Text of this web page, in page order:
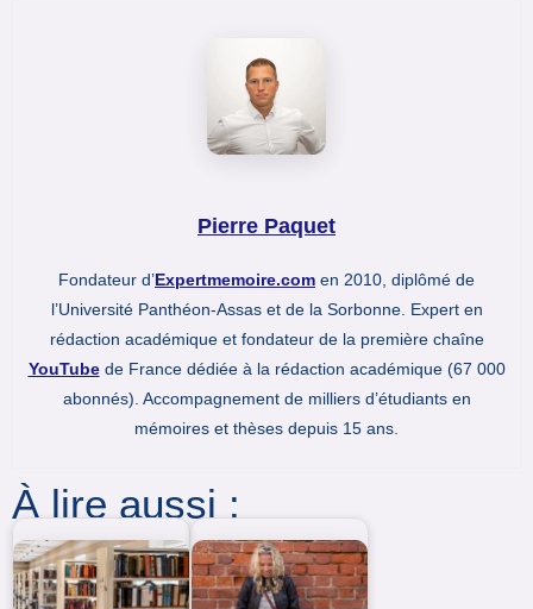
Pierre Paquet
Fondateur d’Expertmemoire.com en 2010, diplômé de
l’Université Panthéon-Assas et de la Sorbonne. Expert en
rédaction académique et fondateur de la première chaîne
YouTubede France dédiée à la rédaction académique (67 000
abonnés). Accompagnement de milliers d’étudiants en
mémoires et thèses depuis 15 ans.
À lire aussi :